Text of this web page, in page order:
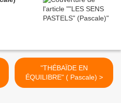
"THÉBAÏDE EN
ÉQUILIBRE" ( Pascale) >